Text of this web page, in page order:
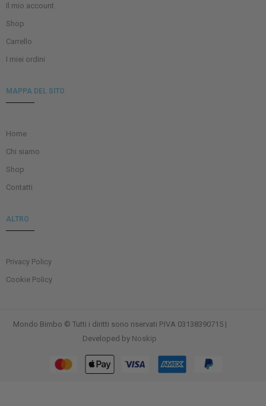
Il mio account
Shop
Carrello
I miei ordini
MAPPA DEL SITO
Home
Chi siamo
Shop
Contatti
ALTRO
Privacy Policy
Cookie Policy
Mondo Bimbo © Tutti i diritti sono riservati P.IVA 03138390715 |
Developed by Noskip